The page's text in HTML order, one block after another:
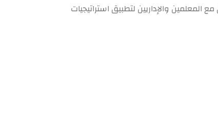
والإداريين لتطبيق استراتيجيات